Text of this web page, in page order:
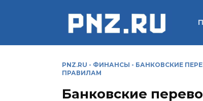
PNZ.RU - ФИНАНСЫ - БАНКОВСКИЕ
ПРАВИЛАМ
Банковские